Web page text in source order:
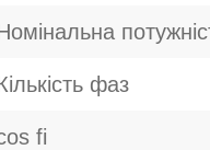
фаз
fi